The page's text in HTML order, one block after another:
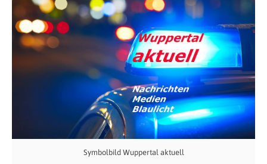
Symbolbild Wuppertal aktuell